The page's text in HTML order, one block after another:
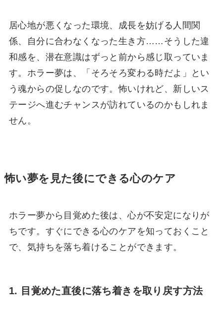
居心地が悪くなった環境、成長を妨げる人間関
係、自分に合わなくなった生き方……そうした違
和感を、潜在意識はずっと前から感じ取っていま
す。ホラー夢は、「そろそろ変わる時だよ」とい
う魂からの促しなのです。怖いけれど、新しいス
テージへ進むチャンスが訪れているのかもしれま
せん。
怖い夢を見た後にできる心のケア
ホラー夢から目覚めた後は、心が不安定になりが
ちです。すぐにできる心のケアを知っておくこと
で、気持ちを落ち着けることができます。
1. 目覚めた直後に落ち着きを取り戻す方法